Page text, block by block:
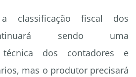
classificação fiscal dos
sendo uma
técnica dos contadores e
mas o produtor precisará